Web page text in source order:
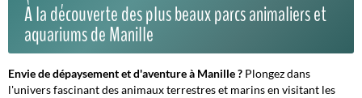
À la découverte des plus beaux parcs animaliers et
aquariums de Manille
Envie de dépaysement et d'aventure à Manille ? Plongez dans
l'univers fascinant des animaux terrestres et marins en visitant les